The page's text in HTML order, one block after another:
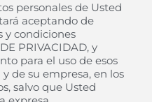
personales de Usted
aceptando de
y condiciones
PRIVACIDAD, y
para el uso de esos
de su empresa, en los
salvo que Usted